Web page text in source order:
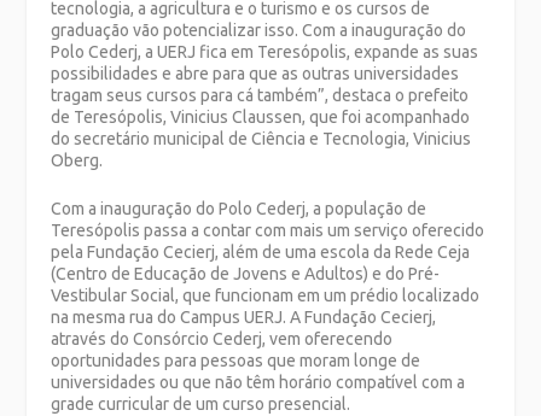
tecnologia, a agricultura e o turismo e os cursos de
graduação vão potencializar isso. Com a inauguração do
Polo Cederj, a UERJ fica em Teresópolis, expande as suas
possibilidades e abre para que as outras universidades
tragam seus cursos para cá também”, destaca o prefeito
de Teresópolis, Vinicius Claussen, que foi acompanhado
do secretário municipal de Ciência e Tecnologia, Vinicius
Oberg.
Com a inauguração do Polo Cederj, a população de
Teresópolis passa a contar com mais um serviço oferecido
pela Fundação Cecierj, além de uma escola da Rede Ceja
(Centro de Educação de Jovens e Adultos) e do Pré-
Vestibular Social, que funcionam em um prédio localizado
na mesma rua do Campus UERJ. A Fundação Cecierj,
através do Consórcio Cederj, vem oferecendo
oportunidades para pessoas que moram longe de
universidades ou que não têm horário compatível com a
grade curricular de um curso presencial.